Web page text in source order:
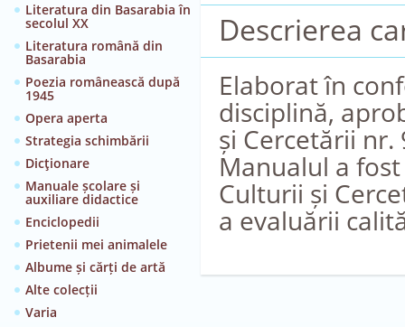
Literatura din Basarabia în
secolul XX
Literatura română din
Basarabia
Poezia românească după
1945
Opera aperta
Strategia schimbării
Dicţionare
Manuale școlare și
auxiliare didactice
Enciclopedii
Prietenii mei animalele
Albume și cărți de artă
Alte colecții
Varia
Descrierea
Elaborat în
disciplină,
și Cercetării nr.
Manualul a
Culturii și
a evaluării